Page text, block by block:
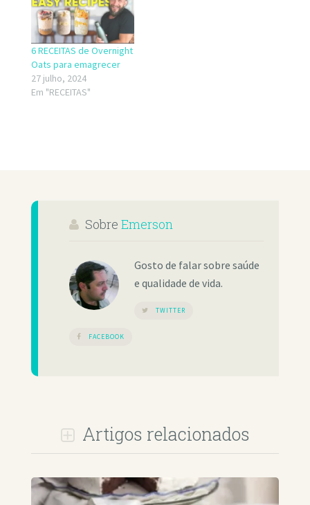
6 RECEITAS de Overnight
Oats para emagrecer
27 julho, 2024
Em "RECEITAS"
Sobre Emerson
Gosto de falar sobre saúde
e qualidade de vida.
TWITTER
FACEBOOK
Artigos relacionados